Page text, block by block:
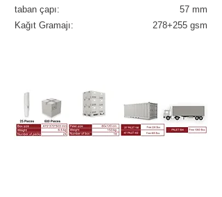
taban çapı:
Kağıt Gramajı:
57 mm
278+255 gsm